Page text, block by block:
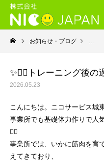
お知らせ・ブログ 就労
✨🏋️‍♀️トレーニング後の
2026.05.23
こんにちは。ニコサービス城
事業所でも基礎体力作りで人
🏋️‍♀️
事業所では、いかに筋肉を育
えてきており、